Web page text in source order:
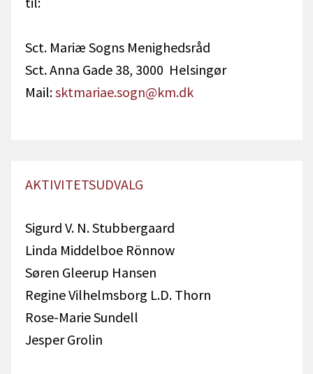
Sct. Mariæ Sogns Menighedsråd
Sct. Anna Gade 38, 3000 Helsingør
Mail:sktmariae.sogn@km.dk
AKTIVITETSUDVALG
Sigurd V. N. Stubbergaard
Linda Middelboe Rönnow
Søren Gleerup Hansen
Regine Vilhelmsborg L.D. Thorn
Rose-Marie Sundell
Jesper Grolin